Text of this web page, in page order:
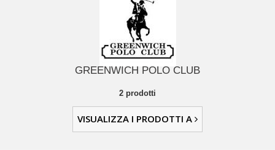
GREENWICH POLO CLUB
2 prodotti
VISUALIZZA I PRODOTTI A